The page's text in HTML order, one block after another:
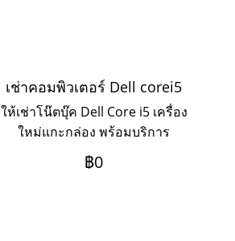
เช่าคอมพิวเตอร์ Dell corei5
ให้เช่าโน๊ตบุ๊ค Dell Core i5 เครื่อง
ใหม่แกะกล่อง พร้อมบริการ
Onsite Service ระยะเช่า 3ปี
ชำระเป็นรายเดือน หากต้องการ
฿0